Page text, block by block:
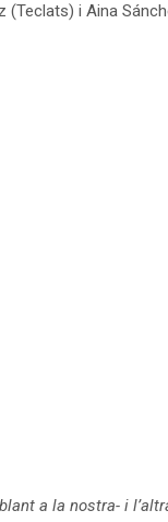
(Teclats) i Aina
a la nostra- i